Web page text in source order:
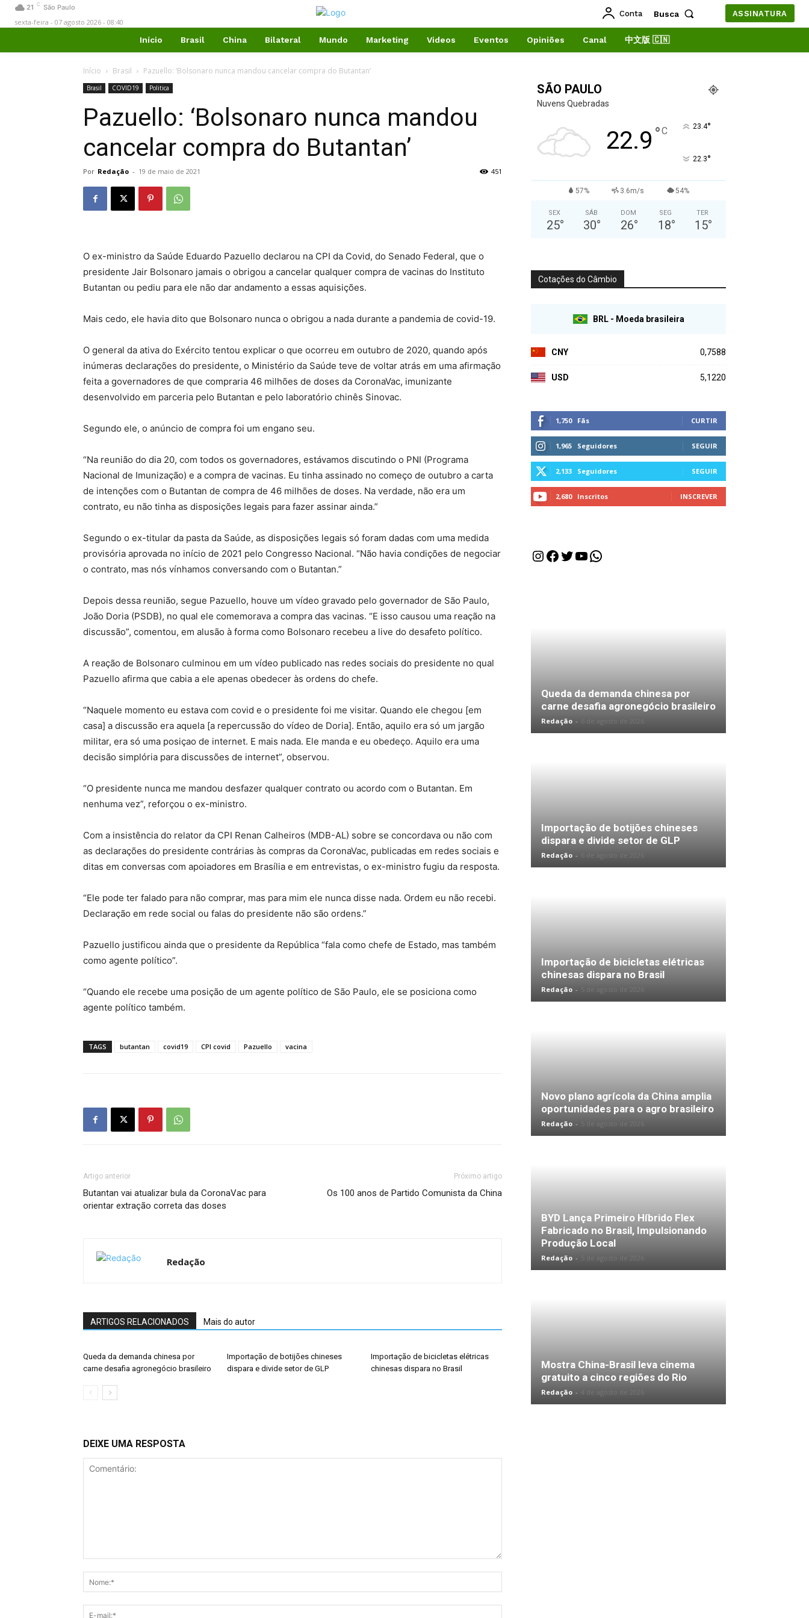
21 C São Paulo
sexta-feira - 07 agosto 2026 - 08:40
Conta Busca ASSINATURA
Início Brasil China Bilateral Mundo Marketing Videos Eventos Opiniões Canal 中文版 🇨🇳
Início Brasil Pazuello: ‘Bolsonaro nunca mandou cancelar compra do Butantan’
Brasil COVID19 Politica
Pazuello: ‘Bolsonaro nunca mandou
cancelar compra do Butantan’
Por Redação - 19 de maio de 2021 451
O ex-ministro da Saúde Eduardo Pazuello declarou na CPI da Covid, do Senado Federal, que o
presidente Jair Bolsonaro jamais o obrigou a cancelar qualquer compra de vacinas do Instituto
Butantan ou pediu para ele não dar andamento a essas aquisições.
Mais cedo, ele havia dito que Bolsonaro nunca o obrigou a nada durante a pandemia de covid-19.
O general da ativa do Exército tentou explicar o que ocorreu em outubro de 2020, quando após
inúmeras declarações do presidente, o Ministério da Saúde teve de voltar atrás em uma afirmação
feita a governadores de que compraria 46 milhões de doses da CoronaVac, imunizante
desenvolvido em parceria pelo Butantan e pelo laboratório chinês Sinovac.
Segundo ele, o anúncio de compra foi um engano seu.
“Na reunião do dia 20, com todos os governadores, estávamos discutindo o PNI (Programa
Nacional de Imunização) e a compra de vacinas. Eu tinha assinado no começo de outubro a carta
de intenções com o Butantan de compra de 46 milhões de doses. Na verdade, não era um
contrato, eu não tinha as disposições legais para fazer assinar ainda.”
Segundo o ex-titular da pasta da Saúde, as disposições legais só foram dadas com uma medida
provisória aprovada no início de 2021 pelo Congresso Nacional. “Não havia condições de negociar
o contrato, mas nós vínhamos conversando com o Butantan.”
Depois dessa reunião, segue Pazuello, houve um vídeo gravado pelo governador de São Paulo,
João Doria (PSDB), no qual ele comemorava a compra das vacinas. “E isso causou uma reação na
discussão”, comentou, em alusão à forma como Bolsonaro recebeu a live do desafeto político.
A reação de Bolsonaro culminou em um vídeo publicado nas redes sociais do presidente no qual
Pazuello afirma que cabia a ele apenas obedecer às ordens do chefe.
“Naquele momento eu estava com covid e o presidente foi me visitar. Quando ele chegou [em
casa] a discussão era aquela [a repercussão do vídeo de Doria]. Então, aquilo era só um jargão
militar, era só uma posiçao de internet. E mais nada. Ele manda e eu obedeço. Aquilo era uma
decisão simplória para discussões de internet”, observou.
“O presidente nunca me mandou desfazer qualquer contrato ou acordo com o Butantan. Em
nenhuma vez”, reforçou o ex-ministro.
Com a insistência do relator da CPI Renan Calheiros (MDB-AL) sobre se concordava ou não com
as declarações do presidente contrárias às compras da CoronaVac, publicadas em redes sociais e
ditas em conversas com apoiadores em Brasília e em entrevistas, o ex-ministro fugiu da resposta.
“Ele pode ter falado para não comprar, mas para mim ele nunca disse nada. Ordem eu não recebi.
Declaração em rede social ou falas do presidente não são ordens.”
Pazuello justificou ainda que o presidente da República “fala como chefe de Estado, mas também
como agente político”.
“Quando ele recebe uma posição de um agente político de São Paulo, ele se posiciona como
agente político também.
TAGS butantan covid19 CPI covid Pazuello vacina
Artigo anterior
Butantan vai atualizar bula da CoronaVac para
orientar extração correta das doses
Próximo artigo
Os 100 anos de Partido Comunista da China
Redação
ARTIGOS RELACIONADOS Mais do autor
Queda da demanda chinesa por
carne desafia agronegócio brasileiro
Importação de botijões chineses
dispara e divide setor de GLP
Importação de bicicletas elétricas
chinesas dispara no Brasil
DEIXE UMA RESPOSTA
SÃO PAULO
Nuvens Quebradas
22.9 °C 23.4°
22.3°
57% 3.6m/s 54%
SEX
25°
SÁB
30°
DOM
26°
SEG
18°
TER
15°
Cotações do Câmbio
BRL - Moeda brasileira
CNY 0,7588
USD 5,1220
1,750 Fãs CURTIR
1,965 Seguidores SEGUIR
2,133 Seguidores SEGUIR
2,680 Inscritos INSCREVER
Instagram
Facebook
Twitter
Youtube
WhatsApp
Queda da demanda chinesa por
carne desafia agronegócio brasileiro
Redação -
Importação de botijões chineses
dispara e divide setor de GLP
Redação -
Importação de bicicletas elétricas
chinesas dispara no Brasil
Redação -
Novo plano agrícola da China amplia
oportunidades para o agro brasileiro
Redação -
BYD Lança Primeiro Híbrido Flex
Fabricado no Brasil, Impulsionando
Produção Local
Redação -
Mostra China-Brasil leva cinema
gratuito a cinco regiões do Rio
Redação -